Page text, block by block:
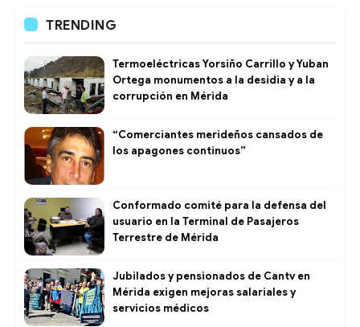
TRENDING
Termoeléctricas Yorsiño Carrillo y Yuban
Ortega monumentos a la desidia y a la
corrupción en Mérida
“Comerciantes merideños cansados de
los apagones continuos”
Conformado comité para la defensa del
usuario en la Terminal de Pasajeros
Terrestre de Mérida
Jubilados y pensionados de Cantv en
Mérida exigen mejoras salariales y
servicios médicos